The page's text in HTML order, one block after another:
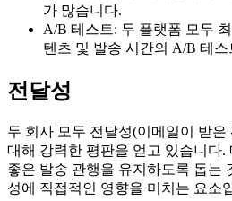
가 많습니다.
A/B 테스트: 두 플랫폼 모두
텐츠 및 발송 시간의 A/B 테
전달성
두 회사 모두 전달성(이메일이 받은
대해 강력한 평판을 얻고 있습니다
좋은 발송 관행을 유지하도록 돕는
성에 직접적인 영향을 미치는 요소